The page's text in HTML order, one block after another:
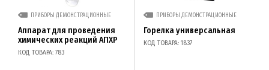
ПРИБОРЫ ДЕМОНСТРАЦИОННЫЕ
Аппарат для проведения
химических реакций АПХР
КОД ТОВАРА: 783
ПРИБОРЫ ДЕМОНСТРАЦИОННЫЕ
Горелка универсальная
КОД ТОВАРА: 1837